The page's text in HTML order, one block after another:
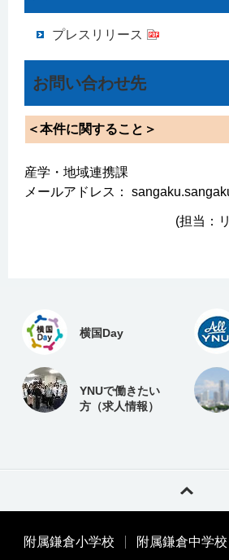
プレスリリース
お問い合わせ先
＜本件に関すること＞
産学・地域連携課
メールアドレス：
(担当：
横国Day
YNUで働きたい
方（求人情報）
附属鎌倉小学校 附属鎌倉中学校